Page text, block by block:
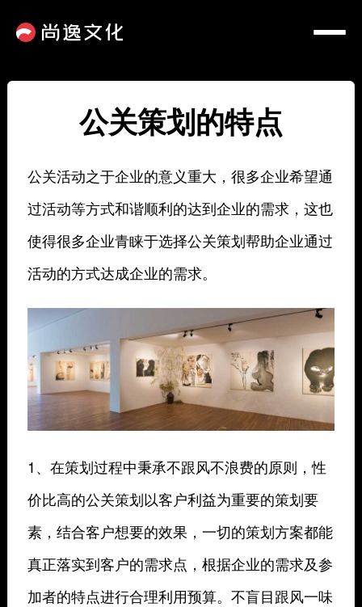
公关策划的特点
公关活动之于企业的意义重大，很多企业希望通
过活动等方式和谐顺利的达到企业的需求，这也
使得很多企业青睐于选择公关策划帮助企业通过
活动的方式达成企业的需求。
1、在策划过程中秉承不跟风不浪费的原则，性
价比高的公关策划以客户利益为重要的策划要
素，结合客户想要的效果，一切的策划方案都能
真正落实到客户的需求点，根据企业的需求及参
加者的特点进行合理利用预算。不盲目跟风一味